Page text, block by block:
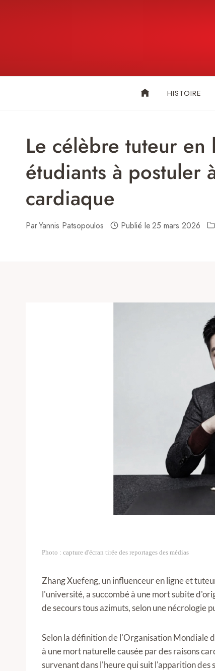
HISTOIRE
Le célèbre tuteur
étudiants à postuler
cardiaque
ParYannis Patsopoulos Publié le25 mars 2026
Photo : capture d'écran tirée des reportages des médias
Zhang Xuefeng, un influenceur en ligne et
l'université, a succombé à une mort subite
de secours tous azimuts, selon une nécrologie
Selon la définition de l'Organisation Mondiale
à une mort naturelle causée par des raisons
survenant dans l'heure qui suit l'apparition des